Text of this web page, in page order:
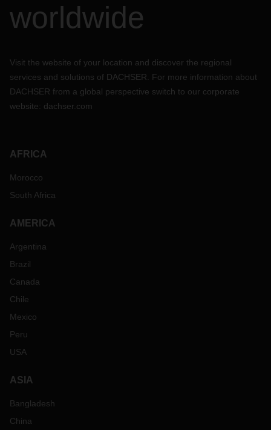
worldwide
Visit the website of your location and discover the regional
services and solutions of DACHSER. For more information about
DACHSER from a global perspective switch to our corporate
website: dachser.com
AFRICA
Morocco
South Africa
AMERICA
Argentina
Brazil
Canada
Chile
Mexico
Peru
USA
ASIA
Bangladesh
China